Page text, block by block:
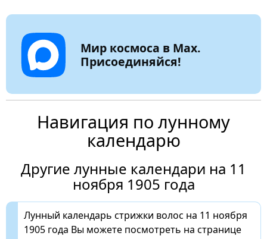
Мир космоса в Max.
Присоединяйся!
Навигация по лунному
календарю
Другие лунные календари на 11
ноября 1905 года
Лунный календарь стрижки волос на 11 ноября
1905 года Вы можете посмотреть на странице